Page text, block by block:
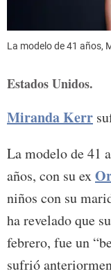
La modelo de 41 años,
Estados Unidos.
Miranda Kerr
La modelo de 41
años, con su ex
niños con su
ha revelado que
febrero, fue un
sufrió